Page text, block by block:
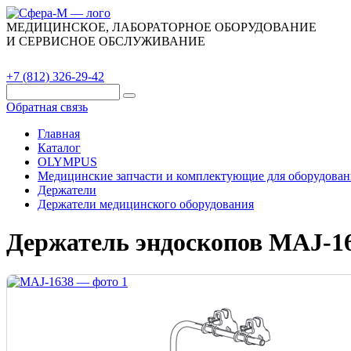
МЕДИЦИНСКОЕ, ЛАБОРАТОРНОЕ ОБОРУДОВАНИЕ
И СЕРВИСНОЕ ОБСЛУЖИВАНИЕ
+7 (812) 326-29-42
Обратная связь
Главная
Каталог
OLYMPUS
Медицинские запчасти и комплектующие для
Держатели
Держатели медицинского оборудования
Держатель эндоскопов MAJ-